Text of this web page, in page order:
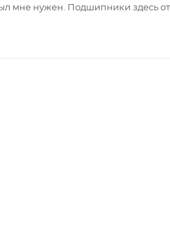
мне нужен. Подшипники здесь